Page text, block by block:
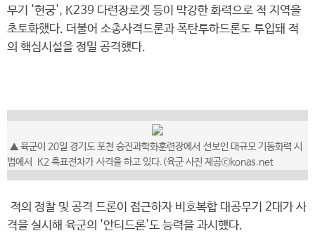
무기 '현궁', K239 다련장로켓 등이 막강한 화력으로 적 지역을
초토화했다. 더불어 소총사격드론과 폭탄투하드론도 투입돼 적
의 핵심시설을 정밀 공격했다.
▲ 육군이 20일 경기도 포천 승진과학화훈련장에서 선보인 대규모 기동화력 시
범에서 K2 흑표전차가 사격을 하고 있다.(육군 사진 제공ⓒkonas.net
적의 정찰 및 공격 드론이 접근하자 비호복합 대공무기 2대가 사
격을 실시해 육군의 '안티드론'도 능력을 과시했다.